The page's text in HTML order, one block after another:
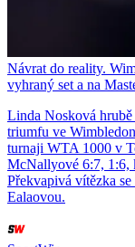
Návrat do reality.
vyhraný set a na
Linda Nosková
triumfu ve
turnaji WTA 1000 v
McNallyové 6:7, 1:6,
Překvapivá vítězka
Ealaovou.